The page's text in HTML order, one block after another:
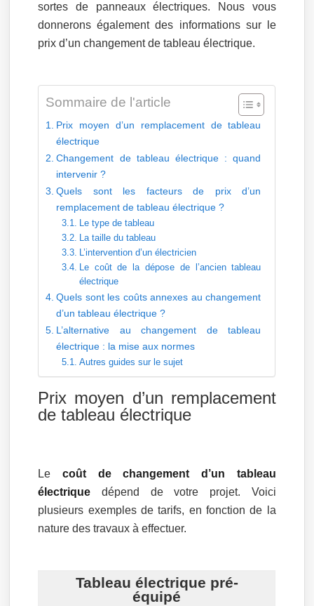
sortes de panneaux électriques. Nous vous
donnerons également des informations sur le
prix d’un changement de tableau électrique.
Sommaire de l'article
Prix moyen d’un remplacement de tableau
électrique
Changement de tableau électrique : quand
intervenir ?
Quels sont les facteurs de prix d’un
remplacement de tableau électrique ?
Le type de tableau
La taille du tableau
L’intervention d’un électricien
Le coût de la dépose de l’ancien tableau
électrique
Quels sont les coûts annexes au changement
d’un tableau électrique ?
L’alternative au changement de tableau
électrique : la mise aux normes
Autres guides sur le sujet
Prix moyen d’un remplacement
de tableau électrique
Lecoût de changement d’un tableau
électrique dépend de votre projet. Voici
plusieurs exemples de tarifs, en fonction de la
nature des travaux à effectuer.
Tableau électrique pré-
équipé